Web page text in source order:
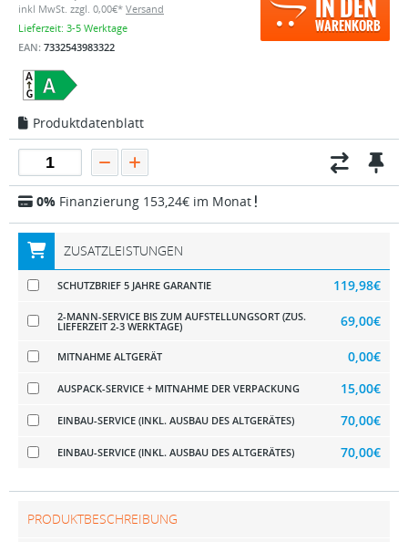
WARENKORB
inkl MwSt. zzgl. 0,00€* Versand
Lieferzeit: 3-5 Werktage
EAN: 7332543983322
Produktdatenblatt
0% Finanzierung 153,24€ im Monat
ZUSATZLEISTUNGEN
SCHUTZBRIEF 5 JAHRE GARANTIE 119,98€
2-MANN-SERVICE BIS ZUM AUFSTELLUNGSORT (ZUS.
LIEFERZEIT 2-3 WERKTAGE) 69,00€
MITNAHME ALTGERÄT 0,00€
AUSPACK-SERVICE + MITNAHME DER VERPACKUNG 15,00€
EINBAU-SERVICE (INKL. AUSBAU DES ALTGERÄTES) 70,00€
EINBAU-SERVICE (INKL. AUSBAU DES ALTGERÄTES) 70,00€
PRODUKTBESCHREIBUNG